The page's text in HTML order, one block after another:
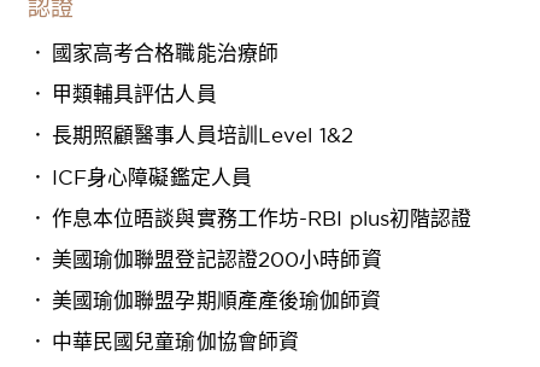
認證
國家高考合格職能治療師
甲類輔具評估人員
長期照顧醫事人員培訓Level 1&2
ICF身心障礙鑑定人員
作息本位晤談與實務工作坊-RBI plus初階認證
美國瑜伽聯盟登記認證200小時師資
美國瑜伽聯盟孕期順產產後瑜伽師資
中華民國兒童瑜伽協會師資